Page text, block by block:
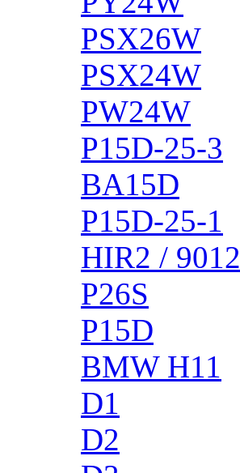
PSX26W
PSX24W
PW24W
P15D-25-3
BA15D
P15D-25-1
HIR2 / 9012
P26S
P15D
BMW H11
D1
D2